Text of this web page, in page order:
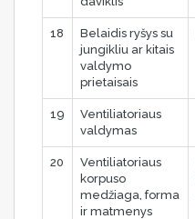
18
Belaidis ryšys su
jungikliu ar kitais
valdymo
prietaisais
19
Ventiliatoriaus
valdymas
20
Ventiliatoriaus
korpuso
medžiaga, forma
ir matmenys